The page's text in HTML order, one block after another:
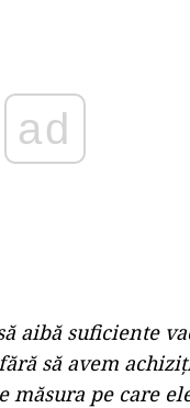
aibă suficiente
să avem
pe care